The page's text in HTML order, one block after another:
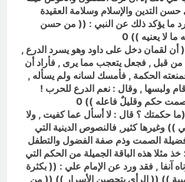
حسن التدين والإسلام وسلامة العقيدة
ما يؤكد ذلك عن النبي : (( من حسن
لا يعنيه )) 0
أن لقمان دخل على داود وهو يسرد الدرع ,
من قبل , فجعل يتعجب مما يرى , فأراد أن
الحكمة , فأمسك لسانه ولم يسأله ,
ولبسها , وقال : نعم الدرع للحرب !
حكم وقليلٌ فاعله )) 0
حكمتك ؟ قال : لا أسأل عما كفيت , ولا
)) وغيرها كثير, فالنصوص الدينية التي
الصمت وذم صفة الفضول والتطفل
مثلا هذه الباقة الجميلة من الحكم التي
آنفا , فقد ورد عن الإمام علي : (( بكثرة
)) (( الرأي بتحصين الأسرار )) (( من